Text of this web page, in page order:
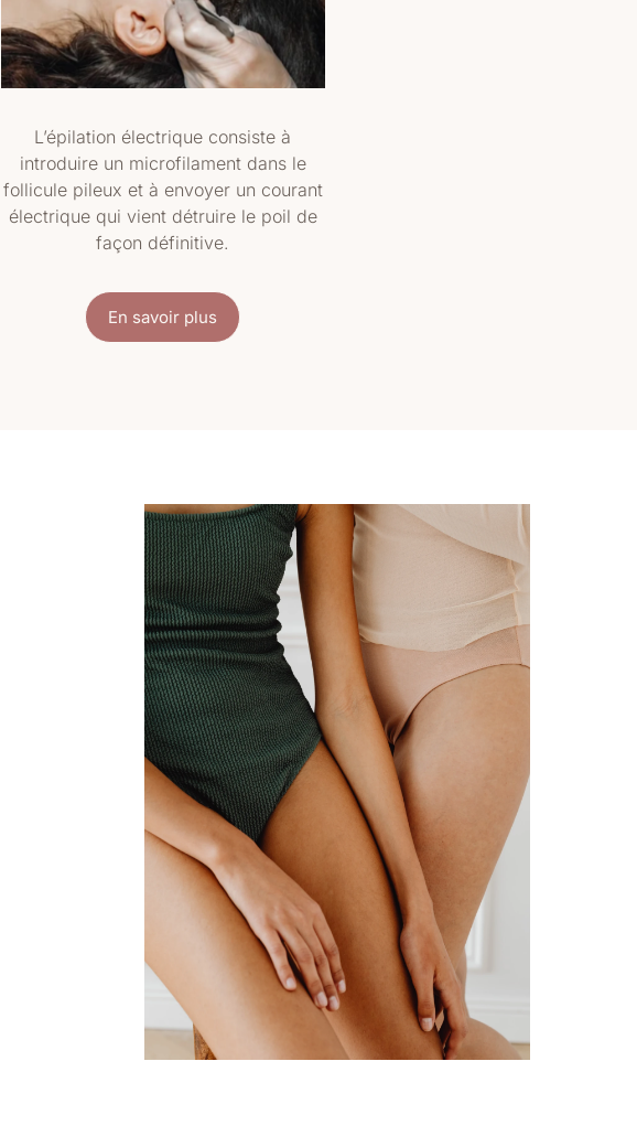
L’épilation électrique consiste à
introduire un microfilament dans le
follicule pileux et à envoyer un courant
électrique qui vient détruire le poil de
façon définitive.
En savoir plus